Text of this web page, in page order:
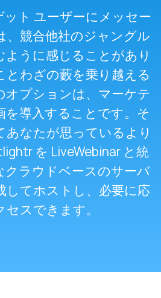
ト ユーザーにメッセー
、競合他社のジャングル
ように感じることがあり
とわざの藪を乗り越える
オプションは、マーケテ
を導入することです。そ
あなたが思っているより
を LiveWebinar と統
クラウドベースのサーバ
してホストし、必要に応
セスできます。